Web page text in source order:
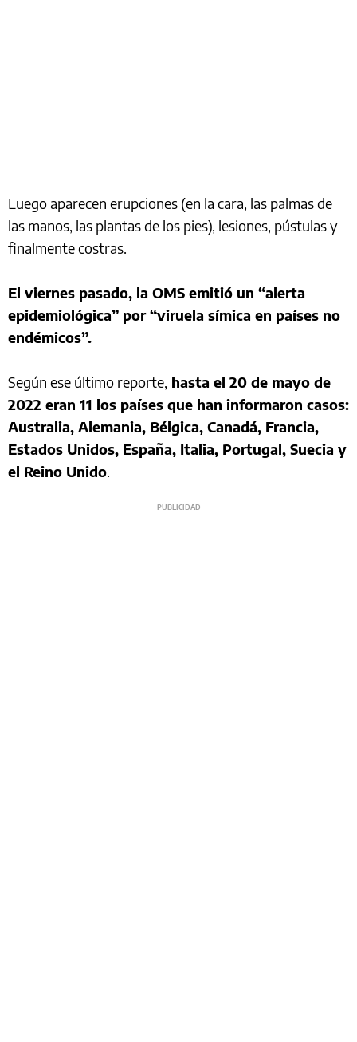
Luego aparecen erupciones (en la cara, las palmas de
las manos, las plantas de los pies), lesiones, pústulas y
finalmente costras.
El viernes pasado, la OMS emitió un “alerta
epidemiológica” por “viruela símica en países no
endémicos”.
Según ese último reporte, hasta el 20 de mayo de
2022 eran 11 los países que han informaron casos:
Australia, Alemania, Bélgica, Canadá, Francia,
Estados Unidos, España, Italia, Portugal, Suecia y
el Reino Unido.